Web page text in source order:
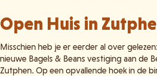
Open Huis in
Misschien heb je er eerder al over
nieuwe Bagels & Beans vestiging aan de
Zutphen. Op een opvallende hoek in de